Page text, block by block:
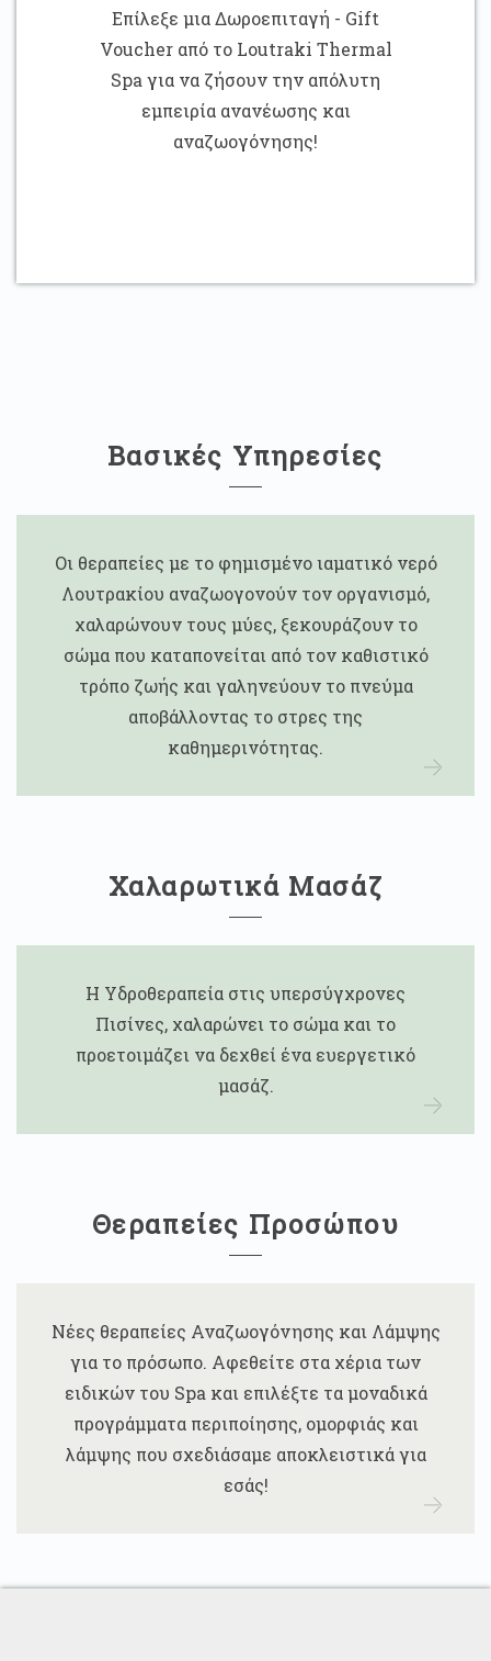
Επίλεξε μια Δωροεπιταγή - Gift
Voucher από το Loutraki Thermal
Spa για να ζήσουν την απόλυτη
εμπειρία ανανέωσης και
αναζωογόνησης!
Βασικές Υπηρεσίες
Οι θεραπείες με το φημισμένο ιαματικό νερό
Λουτρακίου αναζωογονούν τον οργανισμό,
χαλαρώνουν τους μύες, ξεκουράζουν το
σώμα που καταπονείται από τον καθιστικό
τρόπο ζωής και γαληνεύουν το πνεύμα
αποβάλλοντας το στρες της
καθημερινότητας.
Χαλαρωτικά Μασάζ
Η Υδροθεραπεία στις υπερσύγχρονες
Πισίνες, χαλαρώνει το σώμα και το
προετοιμάζει να δεχθεί ένα ευεργετικό
μασάζ.
Θεραπείες Προσώπου
Νέες θεραπείες Αναζωογόνησης και Λάμψης
για το πρόσωπο. Αφεθείτε στα χέρια των
ειδικών του Spa και επιλέξτε τα μοναδικά
προγράμματα περιποίησης, ομορφιάς και
λάμψης που σχεδιάσαμε αποκλειστικά για
εσάς!